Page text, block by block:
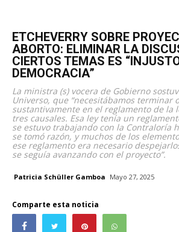
ETCHEVERRY SOBRE
ABORTO: ELIMINAR LA
CIERTOS TEMAS ES
DEMOCRACIA”
La ministra (s) vocera de Gobierno
Universo, que “necesitábamos terminar
sustantivamente en el reglamento de la
tres causales. Esa ley tenía un
se estuvo trabajando con la Contraloría
se tomó razón, y muchos de los
ese reglamento era necesario
se seguía avanzando con el proyecto”.
Patricia Schüller Gamboa Mayo 27, 2025
Comparte esta noticia